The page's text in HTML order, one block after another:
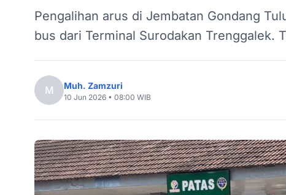
Pengalihan arus di Jembatan Gondang
bus dari Terminal Surodakan Trenggalek.
M Muh. Zamzuri
10 Jun 2026 • 08:00 WIB